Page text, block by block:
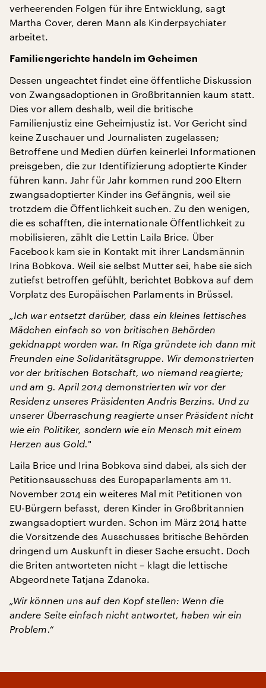
verheerenden Folgen für ihre Entwicklung, sagt
Martha Cover, deren Mann als Kinderpsychiater
arbeitet.
Familiengerichte handeln im Geheimen
Dessen ungeachtet findet eine öffentliche Diskussion
von Zwangsadoptionen in Großbritannien kaum statt.
Dies vor allem deshalb, weil die britische
Familienjustiz eine Geheimjustiz ist. Vor Gericht sind
keine Zuschauer und Journalisten zugelassen;
Betroffene und Medien dürfen keinerlei Informationen
preisgeben, die zur Identifizierung adoptierte Kinder
führen kann. Jahr für Jahr kommen rund 200 Eltern
zwangsadoptierter Kinder ins Gefängnis, weil sie
trotzdem die Öffentlichkeit suchen. Zu den wenigen,
die es schafften, die internationale Öffentlichkeit zu
mobilisieren, zählt die Lettin Laila Brice. Über
Facebook kam sie in Kontakt mit ihrer Landsmännin
Irina Bobkova. Weil sie selbst Mutter sei, habe sie sich
zutiefst betroffen gefühlt, berichtet Bobkova auf dem
Vorplatz des Europäischen Parlaments in Brüssel.
„Ich war entsetzt darüber, dass ein kleines lettisches
Mädchen einfach so von britischen Behörden
gekidnappt worden war. In Riga gründete ich dann mit
Freunden eine Solidaritätsgruppe. Wir demonstrierten
vor der britischen Botschaft, wo niemand reagierte;
und am 9. April 2014 demonstrierten wir vor der
Residenz unseres Präsidenten Andris Berzins. Und zu
unserer Überraschung reagierte unser Präsident nicht
wie ein Politiker, sondern wie ein Mensch mit einem
Herzen aus Gold."
Laila Brice und Irina Bobkova sind dabei, als sich der
Petitionsausschuss des Europaparlaments am 11.
November 2014 ein weiteres Mal mit Petitionen von
EU-Bürgern befasst, deren Kinder in Großbritannien
zwangsadoptiert wurden. Schon im März 2014 hatte
die Vorsitzende des Ausschusses britische Behörden
dringend um Auskunft in dieser Sache ersucht. Doch
die Briten antworteten nicht – klagt die lettische
Abgeordnete Tatjana Zdanoka.
„Wir können uns auf den Kopf stellen: Wenn die
andere Seite einfach nicht antwortet, haben wir ein
Problem.“